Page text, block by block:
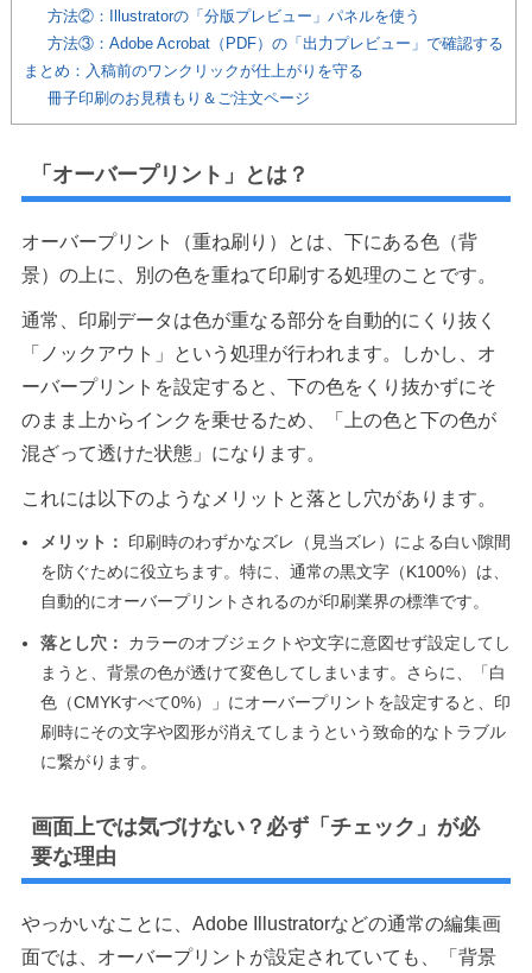
方法②：Illustratorの「分版プレビュー」パネルを使う
方法③：Adobe Acrobat（PDF）の「出力プレビュー」で確認する
まとめ：入稿前のワンクリックが仕上がりを守る
冊子印刷のお見積もり＆ご注文ページ
「オーバープリント」とは？
オーバープリント（重ね刷り）とは、下にある色（背
景）の上に、別の色を重ねて印刷する処理のことです。
通常、印刷データは色が重なる部分を自動的にくり抜く
「ノックアウト」という処理が行われます。しかし、オ
ーバープリントを設定すると、下の色をくり抜かずにそ
のまま上からインクを乗せるため、「上の色と下の色が
混ざって透けた状態」になります。
これには以下のようなメリットと落とし穴があります。
メリット：
印刷時のわずかなズレ（見当ズレ）による白い隙間
を防ぐために役立ちます。特に、通常の黒文字（K100%）は、
自動的にオーバープリントされるのが印刷業界の標準です。
落とし穴：
カラーのオブジェクトや文字に意図せず設定してし
まうと、背景の色が透けて変色してしまいます。さらに、「白
色（CMYKすべて0%）」にオーバープリントを設定すると、印
刷時にその文字や図形が消えてしまうという致命的なトラブル
に繋がります。
画面上では気づけない？必ず「チェック」が必
要な理由
やっかいなことに、Adobe Illustratorなどの通常の編集画
面では、オーバープリントが設定されていても、「背景